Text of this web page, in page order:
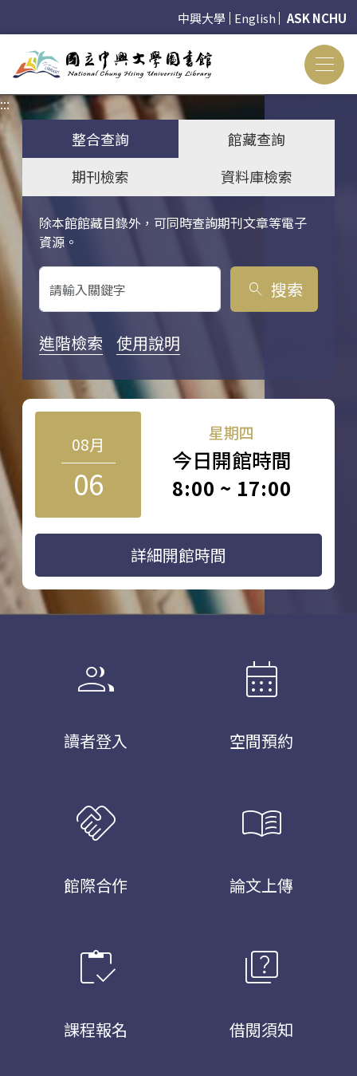
中興大學 English ASK NCHU
:::
整合查詢
館藏查詢
期刊檢索
資料庫檢索
除本館館藏目錄外，可同時查詢期刊文章等電子
資源。
關鍵字搜尋
search 搜索
進階檢索 使用說明
08月
06
星期四
今日開館時間
8:00 ~ 17:00
詳細開館時間
group
讀者登入
calendar_month
空間預約
handshake
館際合作
menu_book
論文上傳
inventory
課程報名
quiz
借閱須知